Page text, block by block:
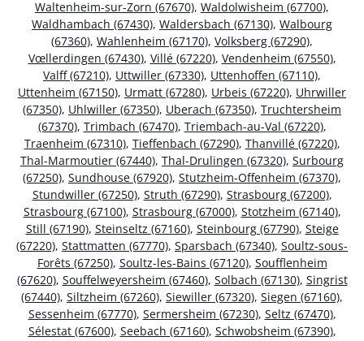
Waltenheim-sur-Zorn (67670), Waldolwisheim (67700),
Waldhambach (67430), Waldersbach (67130), Walbourg
(67360), Wahlenheim (67170), Volksberg (67290),
Vœllerdingen (67430), Villé (67220), Vendenheim (67550),
Valff (67210), Uttwiller (67330), Uttenhoffen (67110),
Uttenheim (67150), Urmatt (67280), Urbeis (67220), Uhrwiller
(67350), Uhlwiller (67350), Uberach (67350), Truchtersheim
(67370), Trimbach (67470), Triembach-au-Val (67220),
Traenheim (67310), Tieffenbach (67290), Thanvillé (67220),
Thal-Marmoutier (67440), Thal-Drulingen (67320), Surbourg
(67250), Sundhouse (67920), Stutzheim-Offenheim (67370),
Stundwiller (67250), Struth (67290), Strasbourg (67200),
Strasbourg (67100), Strasbourg (67000), Stotzheim (67140),
Still (67190), Steinseltz (67160), Steinbourg (67790), Steige
(67220), Stattmatten (67770), Sparsbach (67340), Soultz-sous-
Forêts (67250), Soultz-les-Bains (67120), Soufflenheim
(67620), Souffelweyersheim (67460), Solbach (67130), Singrist
(67440), Siltzheim (67260), Siewiller (67320), Siegen (67160),
Sessenheim (67770), Sermersheim (67230), Seltz (67470),
Sélestat (67600), Seebach (67160), Schwobsheim (67390),